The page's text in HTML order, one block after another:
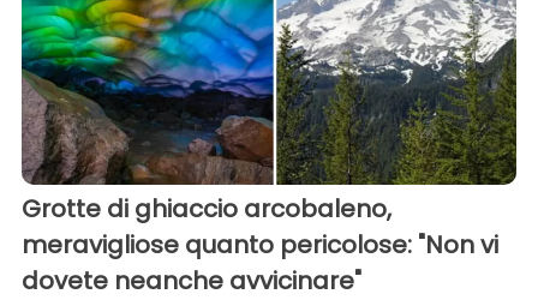
Grotte di ghiaccio arcobaleno,
meravigliose quanto pericolose: "Non vi
dovete neanche avvicinare"